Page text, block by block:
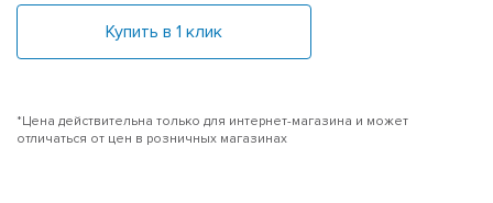
Купить в 1 клик
*Цена действительна только для интернет-магазина и может
отличаться от цен в розничных магазинах